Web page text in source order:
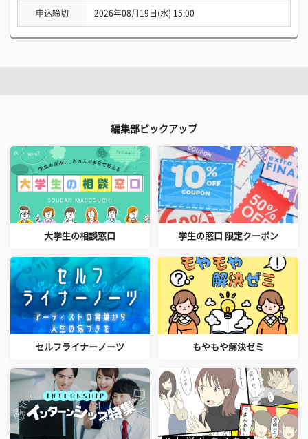
申込締切 2026年08月19日(水) 15:00
編集部ピックアップ
大学生の相談窓口 学生の窓口 限定クーポン
セルフライナーノーツ もやもや解決ゼミ